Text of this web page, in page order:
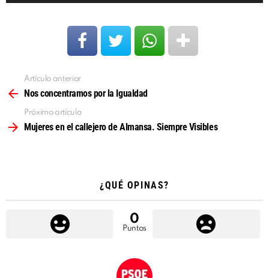
más
Artículo anterior
Nos concentramos por la Igualdad
Próximo artículo
Mujeres en el callejero de Almansa. Siempre Visibles
¿QUÉ OPINAS?
0
Puntos